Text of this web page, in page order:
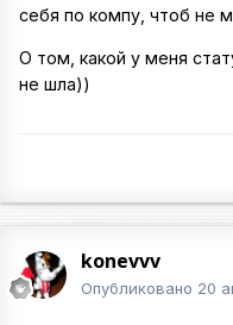
себя по компу, чтоб не
О том, какой у меня
не шла))
konevvv
Опубликовано 20